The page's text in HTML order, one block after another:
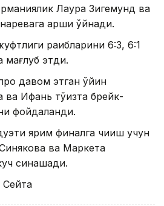
Лаура Зигемунд ва
қарши ўйнади.
рақибларини 6:3, 6:1
мағлуб этди.
давом этган ўйин
Ифань тўққизта брейк-
фойдаланди.
ярим финалга чиқиш учун
ва Маркета
синашади.